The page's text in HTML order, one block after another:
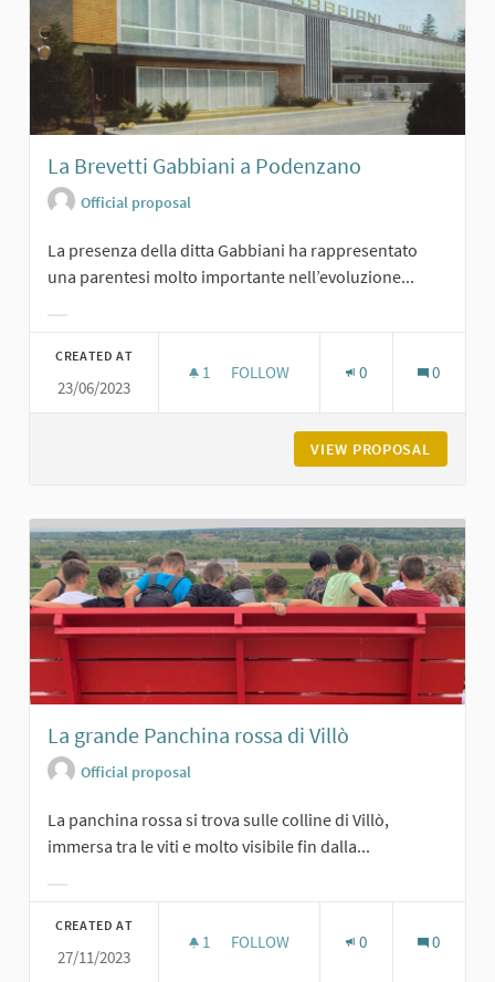
La Brevetti Gabbiani a Podenzano
Official proposal
La presenza della ditta Gabbiani ha rappresentato
una parentesi molto importante nell’evoluzione...
CREATED AT
23/06/2023
1 1 FOLLOWER
FOLLOW 0 0
VIEW PROPOSAL
La grande Panchina rossa di Villò
Official proposal
La panchina rossa si trova sulle colline di Villò,
immersa tra le viti e molto visibile fin dalla...
CREATED AT
27/11/2023
1 1 FOLLOWER
FOLLOW 0 0